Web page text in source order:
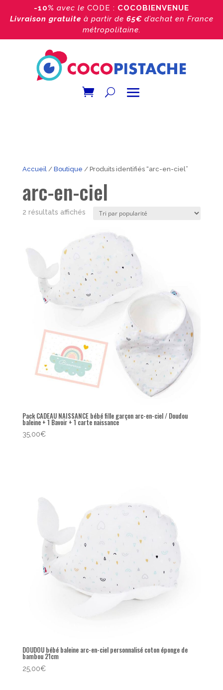
-10% avec le CODE : COCOBIENVENUE
Livraison gratuite à partir de 65€ d’achat en France
métropolitaine.
Accueil/ Boutique / Produits identifiés “arc-en-ciel”
arc-en-ciel
2 résultats affichésTrié
popularité
Pack CADEAU NAISSANCE bébé fille garçon arc-en-ciel / Doudou
baleine + 1 Bavoir + 1 carte naissance
35,00€
DOUDOU bébé baleine arc-en-ciel personnalisé coton éponge de
bambou 21cm
25,00€